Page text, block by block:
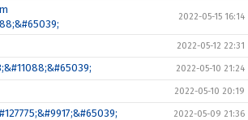
2022-05-15 16:14
2022-05-12 22:31
2022-05-10 21:24
2022-05-10 20:19
2022-05-09 21:36